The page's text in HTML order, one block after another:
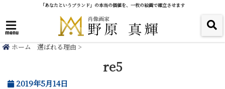
「あなたというブランド」の本当の価値を、一枚の絵画で確立させます
menu
ホーム 選ばれる理由 >
re5
2019年5月14日